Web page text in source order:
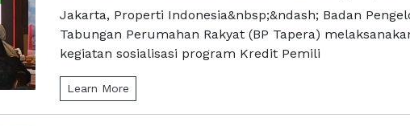
Jakarta, Properti Indonesia&nbsp;&ndash; Badan
Tabungan Perumahan Rakyat (BP Tapera)
kegiatan sosialisasi program Kredit Pemili
Learn More